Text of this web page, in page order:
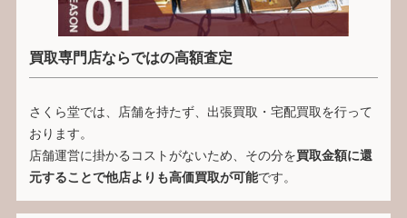
買取専門店ならではの高額査定
さくら堂では、店舗を持たず、出張買取・宅配買取を行って
おります。
店舗運営に掛かるコストがないため、その分を買取金額に還
元することで他店よりも高価買取が可能です。